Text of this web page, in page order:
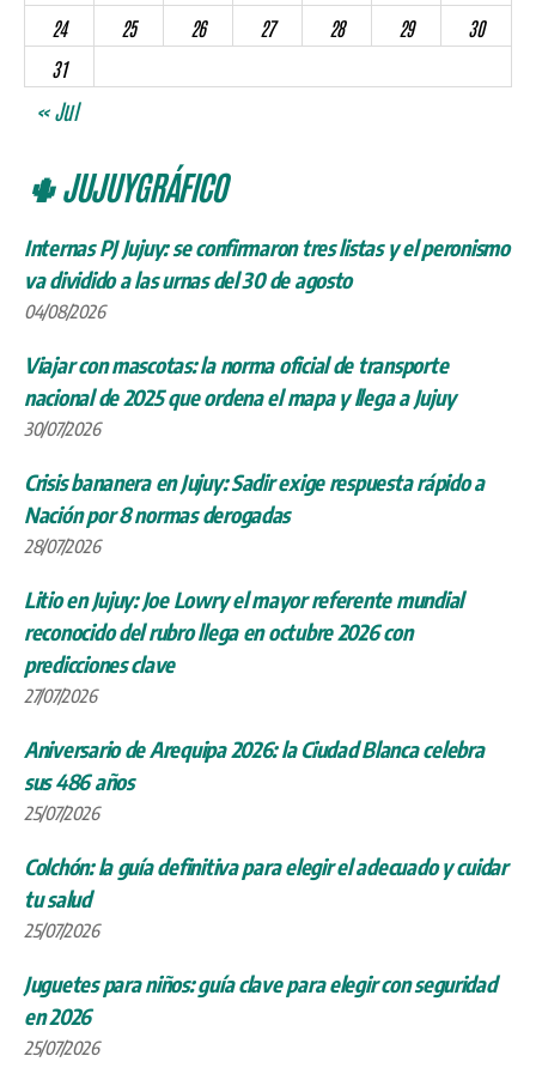
24
25 26 27 28 29
30
31
« Jul
🌵 JUJUYGRÁFICO
Internas PJ Jujuy: se confirmaron tres listas y el peronismo
va dividido a las urnas del 30 de agosto
04/08/2026
Viajar con mascotas: la norma oficial de transporte
nacional de 2025 que ordena el mapa y llega a Jujuy
30/07/2026
Crisis bananera en Jujuy: Sadir exige respuesta rápido a
Nación por 8 normas derogadas
28/07/2026
Litio en Jujuy: Joe Lowry el mayor referente mundial
reconocido del rubro llega en octubre 2026 con
predicciones clave
27/07/2026
Aniversario de Arequipa 2026: la Ciudad Blanca celebra
sus 486 años
25/07/2026
Colchón: la guía definitiva para elegir el adecuado y cuidar
tu salud
25/07/2026
Juguetes para niños: guía clave para elegir con seguridad
en 2026
25/07/2026